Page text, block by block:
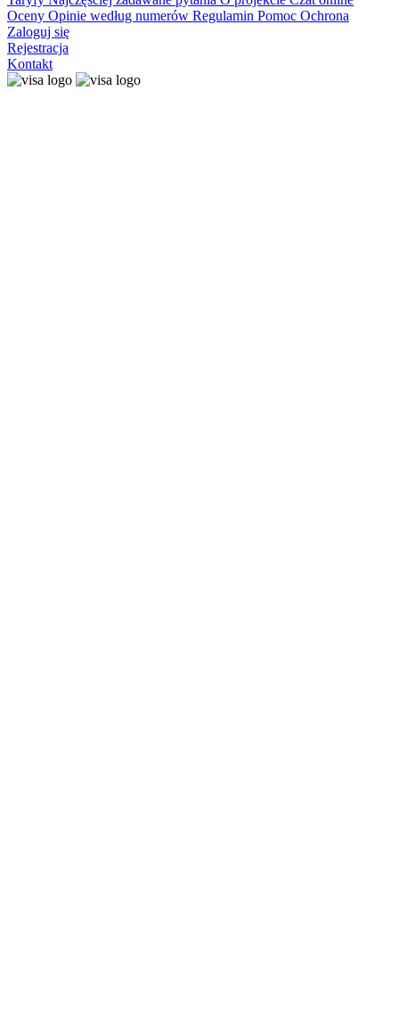
Oceny Opinie według numerów Regulamin Pomoc Ochrona
Zaloguj się
Rejestracja
Kontakt